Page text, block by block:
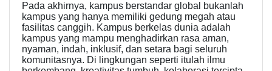
Pada akhirnya, kampus berstandar global bukanlah
kampus yang hanya memiliki gedung megah atau
fasilitas canggih. Kampus berkelas dunia adalah
kampus yang mampu menghadirkan rasa aman,
nyaman, indah, inklusif, dan setara bagi seluruh
komunitasnya. Di lingkungan seperti itulah ilmu